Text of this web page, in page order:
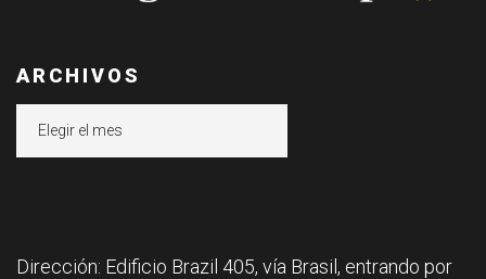
ARCHIVOS
Dirección: Edificio Brazil 405, vía Brasil, entrando por